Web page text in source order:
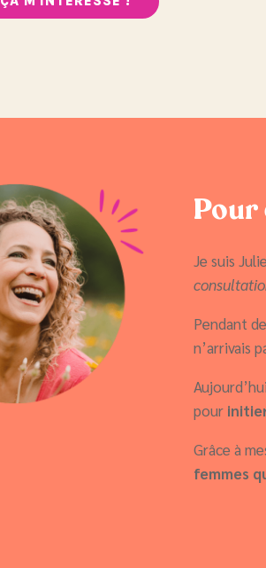
Pour
Je suis
Pendant
n’arrivais
pour
Grâce à
femmes